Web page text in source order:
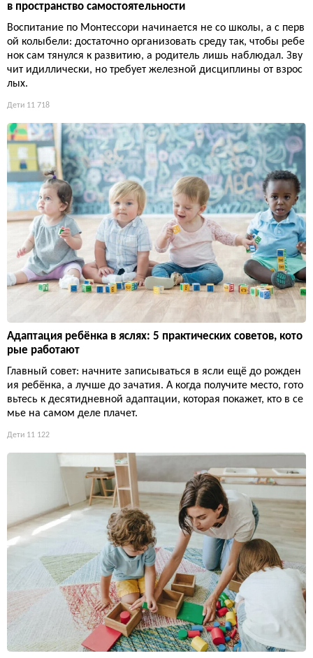
в пространство самостоятельности
Воспитание по Монтессори начинается не со школы, а с перв
ой колыбели: достаточно организовать среду так, чтобы ребе
нок сам тянулся к развитию, а родитель лишь наблюдал. Зву
чит идиллически, но требует железной дисциплины от взрос
лых.
Дети 11 718
Адаптация ребёнка в яслях: 5 практических советов, кото
рые работают
Главный совет: начните записываться в ясли ещё до рожден
ия ребёнка, а лучше до зачатия. А когда получите место, гото
вьтесь к десятидневной адаптации, которая покажет, кто в се
мье на самом деле плачет.
Дети 11 122